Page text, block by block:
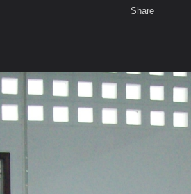
วิดีโอ รูปภาพ
สถานที่ กล้อง แท็ก
เสียงธรรม
Share